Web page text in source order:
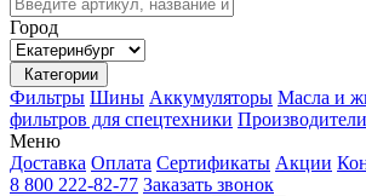
Город
Категории
Фильтры Шины Аккумуляторы Масла и
фильтров для спецтехники Производители
Меню
Доставка Оплата Сертификаты Акции
8 800 222-82-77 Заказать звонок